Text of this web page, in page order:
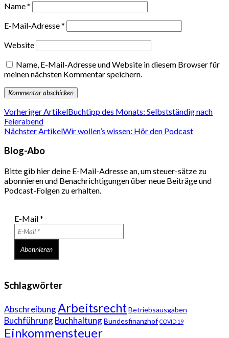
Name*
E-Mail-Adresse*
Website
Name, E-Mail-Adresse und Website in diesem Browser für
meinen nächsten Kommentar speichern.
Vorheriger ArtikelBuchtipp des Monats: Selbstständig nach
Feierabend
Nächster ArtikelWir wollen’s wissen: Hör den Podcast
Blog-Abo
Bitte gib hier deine E-Mail-Adresse an, um steuer-sätze zu
abonnieren und Benachrichtigungen über neue Beiträge und
Podcast-Folgen zu erhalten.
E-Mail*
Schlagwörter
AbschreibungArbeitsrecht Betriebsausgaben
BuchführungBuchhaltungBundesfinanzhof COVID 19
Einkommensteuer